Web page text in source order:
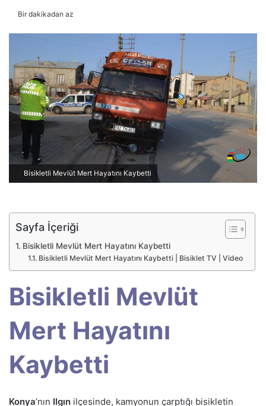
p
o
s
t
a
g
n
k
Bir dakikadan az
Bisikletli Mevlüt Mert Hayatını Kaybetti
Sayfa İçeriği
Bisikletli Mevlüt Mert Hayatını Kaybetti
Bisikletli Mevlüt Mert Hayatını Kaybetti | Bisiklet TV | Video
Bisikletli Mevlüt
Mert Hayatını
Kaybetti
Konya‘nın Ilgın ilçesinde, kamyonun çarptığı bisikletin